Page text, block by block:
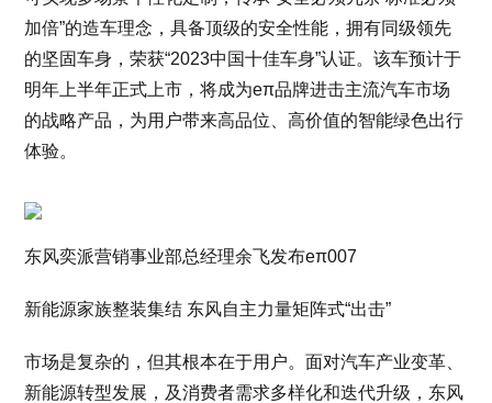
加倍”的造车理念，具备顶级的安全性能，拥有同级领先
的坚固车身，荣获“2023中国十佳车身”认证。该车预计于
明年上半年正式上市，将成为eπ品牌进击主流汽车市场
的战略产品，为用户带来高品位、高价值的智能绿色出行
体验。
东风奕派营销事业部总经理余飞发布eπ007
新能源家族整装集结 东风自主力量矩阵式“出击”
市场是复杂的，但其根本在于用户。面对汽车产业变革、
新能源转型发展，及消费者需求多样化和迭代升级，东风